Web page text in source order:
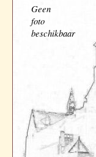
Geen
foto
beschikbaar